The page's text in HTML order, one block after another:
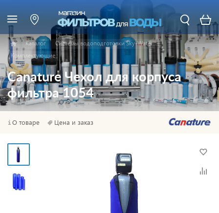
Каталог
Системы водоподготовки Sky-Water
Комплектующие
Canature Чехол для корпуса
фильтра 1054
О товаре Цена и заказ